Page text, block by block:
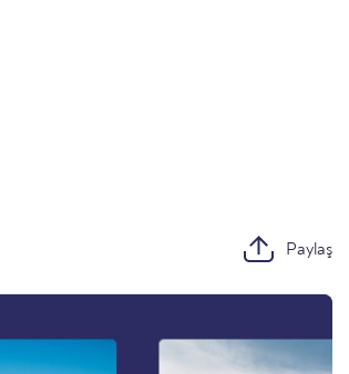
Paylaş